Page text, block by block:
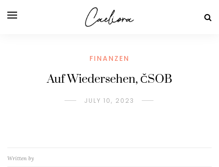
FINANZEN
Auf Wiedersehen, ČSOB
JULY 10, 2023
Written by